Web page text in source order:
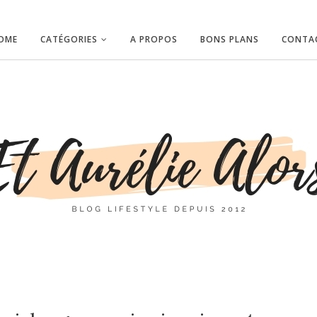
CATÉGORIES A PROPOS BONS PLANS